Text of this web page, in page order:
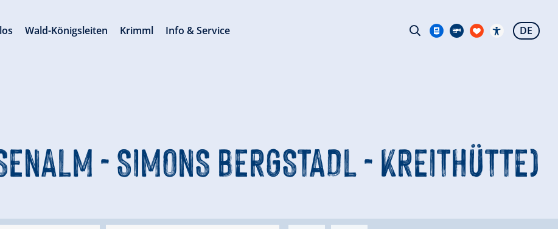
- SIMONS BERGSTADL - KREITHÜTTE)
Wald-Königsleiten Krimml Info & Service DE